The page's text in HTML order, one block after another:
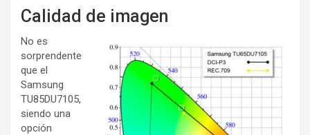
Calidad de imagen
No es
sorprendente
que el
Samsung
TU85DU7105,
siendo una
opción